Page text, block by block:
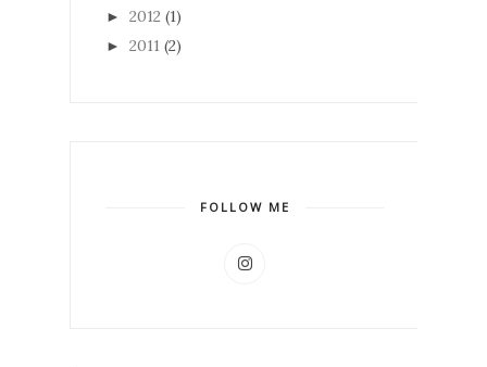
► 2012 (1)
► 2011 (2)
FOLLOW ME